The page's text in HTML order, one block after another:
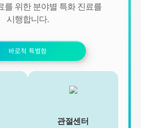
를 위한 분야별 특화 진료를
시행합니다.
바로척 특별함
관절센터